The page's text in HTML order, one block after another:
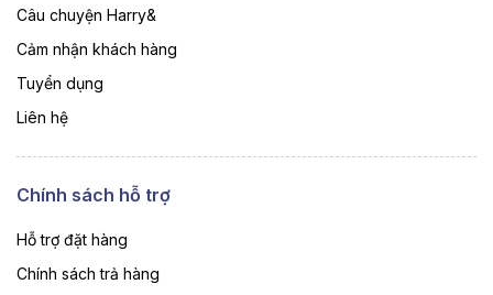
Câu chuyện Harry&
Cảm nhận khách hàng
Tuyển dụng
Liên hệ
Chính sách hỗ trợ
Hỗ trợ đặt hàng
Chính sách trả hàng